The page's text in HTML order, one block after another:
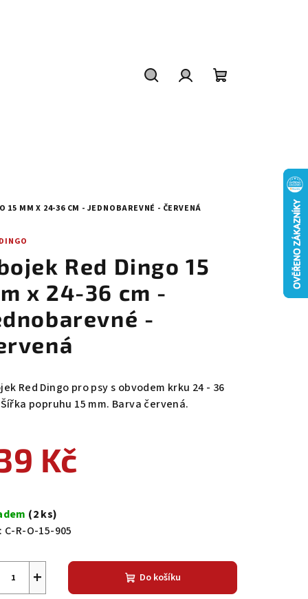
15 MM X 24-36 CM - JEDNOBAREVNÉ - ČERVENÁ
Red Dingo 15
x 24-36 cm -
-
Red Dingo pro psy s obvodem krku 24 - 36
popruhu 15 mm. Barva červená.
Kč
(2 ks)
C-R-O-15-905
+ Do košíku